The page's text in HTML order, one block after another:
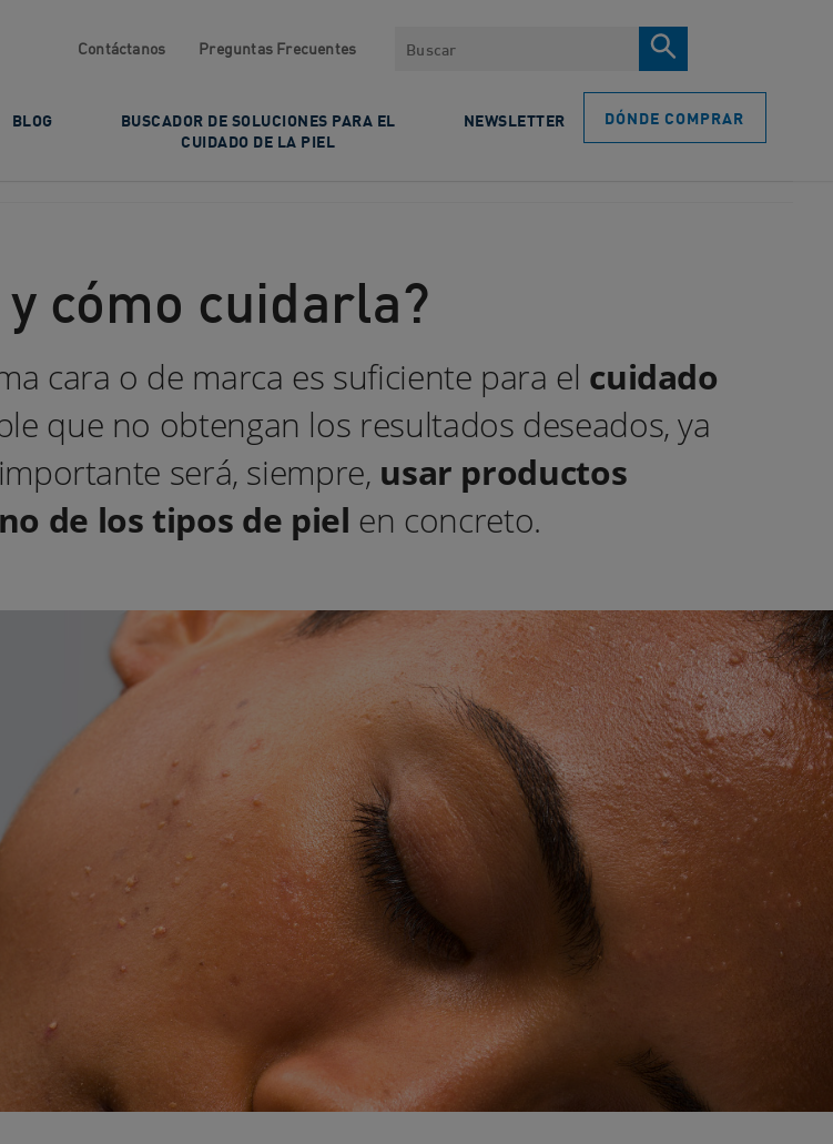
Contáctanos Preguntas Frecuentes Search
BLOG
BUSCADOR DE SOLUCIONES PARA EL
CUIDADO DE LA PIEL
NEWSLETTER DÓNDE COMPRAR
cómo cuidarla?
cara o de marca es suficiente para el cuidado
que no obtengan los resultados deseados, ya
será, siempre, usar productos
de los tipos de piel en concreto.